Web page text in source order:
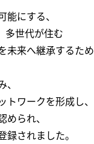
にする、
多世代が住む
未来へ継承するため
ワークを形成し、
られ、
されました。